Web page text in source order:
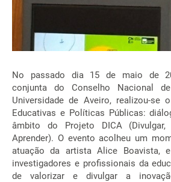
No passado dia 15 de maio de
conjunta do Conselho Nacional
Universidade de Aveiro, realizou-se
Educativas e Políticas Públicas:
âmbito do Projeto DICA (Divulgar,
Aprender). O evento acolheu um
atuação da artista Alice Boavista,
investigadores e profissionais da
de valorizar e divulgar a